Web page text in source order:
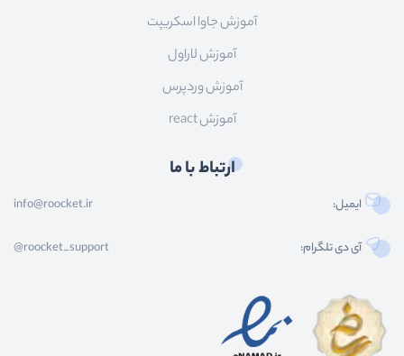
آموزش جاوا اسکریپت
آموزش لاراول
آموزش وردپرس
آموزش react
ارتباط با ما
ایمیل: info@roocket.ir
آی دی تلگرام: @roocket_support